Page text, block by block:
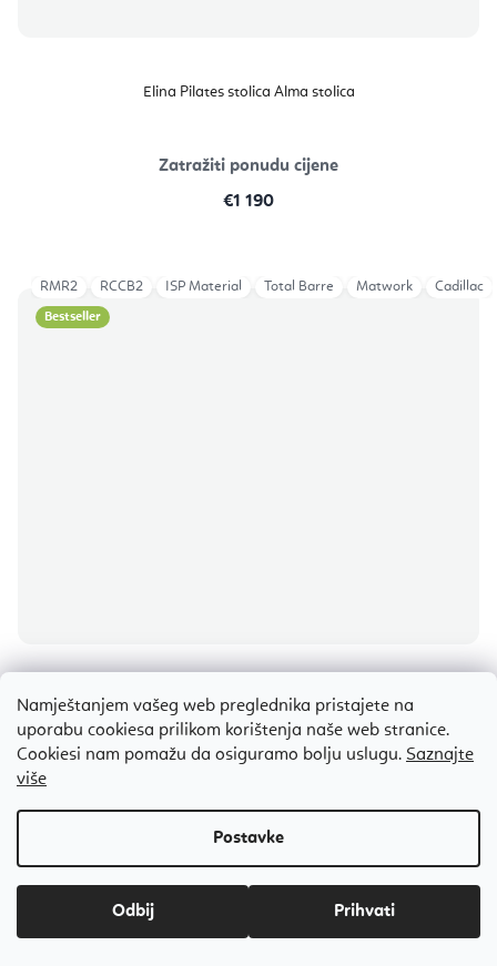
Namještanjem vašeg web preglednika pristajete na
uporabu cookiesa prilikom korištenja naše web stranice.
Cookiesi nam pomažu da osiguramo bolju uslugu. Saznajte
više
Odbij
Elina Pilates stolica Alma stolica
Zatražiti ponudu cijene
€1 190
Bestseller
STOTT PILATES® potpuni priručnici za pilates i rehabilitaciju
od€38,60
RMR2 RCCB2 ISP Material Total Barre Matwork Cadillac